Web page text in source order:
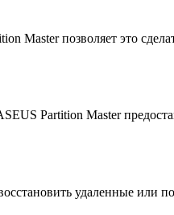
Master позволяет это
Partition Master
удаленные или